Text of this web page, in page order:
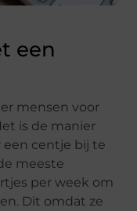
een
mensen voor
is de manier
centje bij te
meeste
per week om
Dit omdat ze